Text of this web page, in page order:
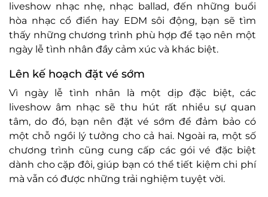
liveshow nhạc nhẹ, nhạc ballad, đến những buổi
hòa nhạc cổ điển hay EDM sôi động, bạn sẽ tìm
thấy những chương trình phù hợp để tạo nên một
ngày lễ tình nhân đầy cảm xúc và khác biệt.
Lên kế hoạch đặt vé sớm
Vì ngày lễ tình nhân là một dịp đặc biệt, các
liveshow âm nhạc sẽ thu hút rất nhiều sự quan
tâm, do đó, bạn nên đặt vé sớm để đảm bảo có
một chỗ ngồi lý tưởng cho cả hai. Ngoài ra, một số
chương trình cũng cung cấp các gói vé đặc biệt
dành cho cặp đôi, giúp bạn có thể tiết kiệm chi phí
mà vẫn có được những trải nghiệm tuyệt vời.